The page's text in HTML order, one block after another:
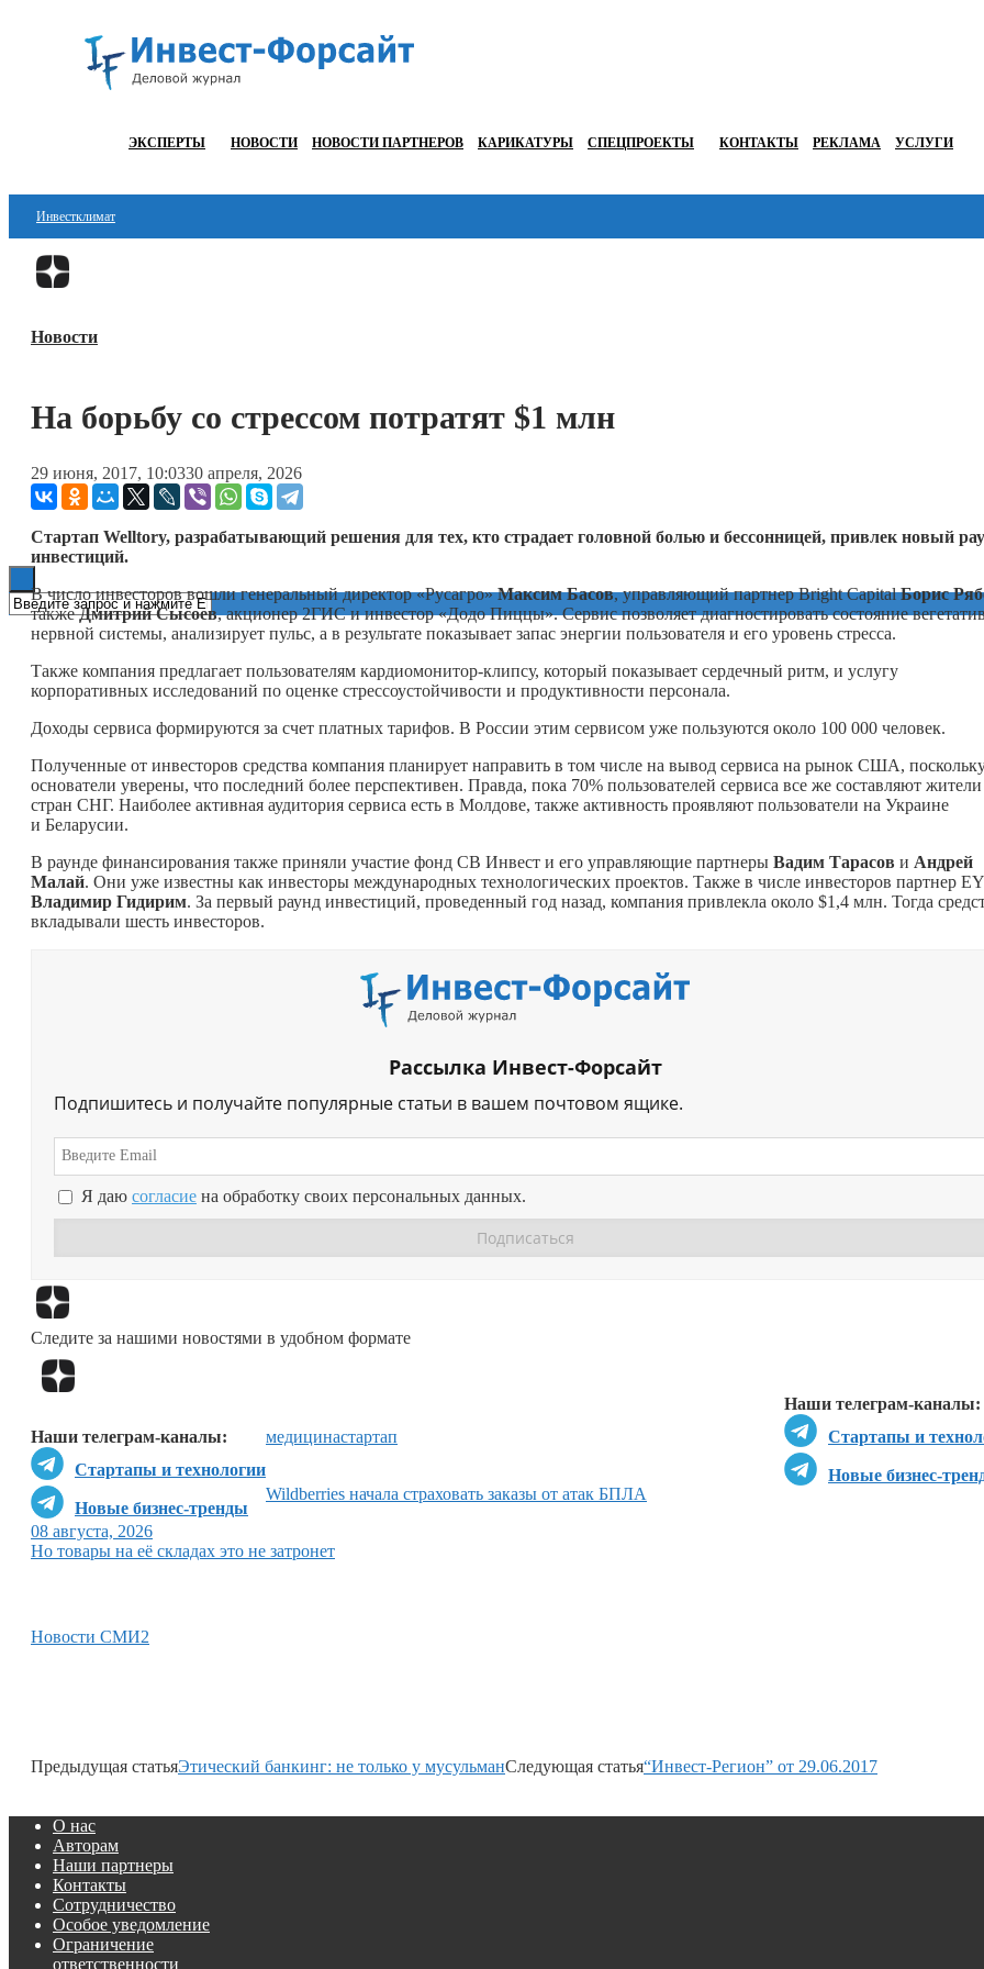
ЭКСПЕРТЫ НОВОСТИ НОВОСТИ ПАРТНЕРОВ КАРИКАТУРЫ СПЕЦПРОЕКТЫ КОНТАКТЫ РЕКЛАМА УСЛУГИ
Инвестклимат
Финансы
Блокчейн
ESG
Новости
На борьбу со стрессом потратят $1 млн
29 июня, 2017, 10:0330 апреля, 2026
Стартап Welltory, разрабатывающий решения для тех, кто страдает головной болью и бессонницей, привлек новый
инвестиций.
В число инвесторов вошли генеральный директор «Русагро»Максим Басов, управляющий партнер Bright CapitalБорис
такжеДмитрий Сысоев, акционер 2ГИС и инвестор «Додо Пиццы». Сервис позволяет диагностировать состояние
нервной системы, анализирует пульс, а в результате показывает запас энергии пользователя и его уровень стресса.
Также компания предлагает пользователям кардиомонитор-клипсу, который показывает сердечный ритм, и услугу
корпоративных исследований по оценке стрессоустойчивости и продуктивности персонала.
Доходы сервиса формируются за счет платных тарифов. В России этим сервисом уже пользуются около 100 000 человек.
Полученные от инвесторов средства компания планирует направить в том числе на вывод сервиса на рынок США,
основатели уверены, что последний более перспективен. Правда, пока 70% пользователей сервиса все же составляют жители
стран СНГ. Наиболее активная аудитория сервиса есть в Молдове, также активность проявляют пользователи на Украине
и Беларусии.
В раунде финансирования также приняли участие фонд СВ Инвест и его управляющие партнеры Вадим Тарасов и Андрей
Малай. Они уже известны как инвесторы международных технологических проектов. Также в числе инвесторов партнер EY
Владимир Гидирим. За первый раунд инвестиций, проведенный год назад, компания привлекла около $1,4 млн. Тогда
вкладывали шесть инвесторов.
Рассылка Инвест-Форсайт
Подпишитесь и получайте популярные статьи в вашем почтовом ящике.
Я даю согласие на обработку своих персональных данных.
Следите за нашими новостями в удобном формате
Наши телеграм-каналы:
Стартапы и
Новые бизнес-
Наши телеграм-каналы:
Стартапы и технологии
Новые бизнес-тренды
медицинастартап
Wildberries начала страховать заказы от атак БПЛА
08 августа, 2026
Но товары на её складах это не затронет
Новости СМИ2
Предыдущая статьяЭтический банкинг: не только у мусульманСледующая статья“Инвест-Регион” от 29.06.2017
О нас
Авторам
Наши партнеры
Контакты
Сотрудничество
Особое уведомление
Ограничение
ответственности